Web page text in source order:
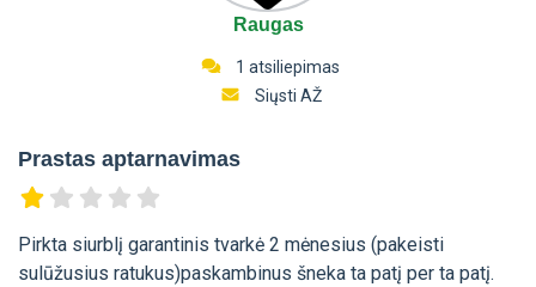
Raugas
1 atsiliepimas
Siųsti AŽ
Prastas aptarnavimas
Pirkta siurblį garantinis tvarkė 2 mėnesius (pakeisti
sulūžusius ratukus)paskambinus šneka ta patį per ta patį.